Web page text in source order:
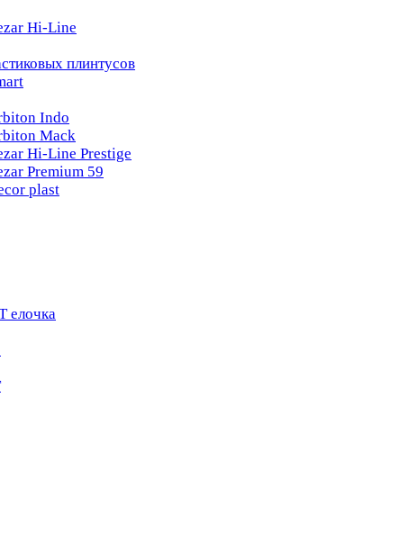
Hi-Line
плинтусов
Indo
Mack
Hi-Line Prestige
Premium 59
plast
елочка